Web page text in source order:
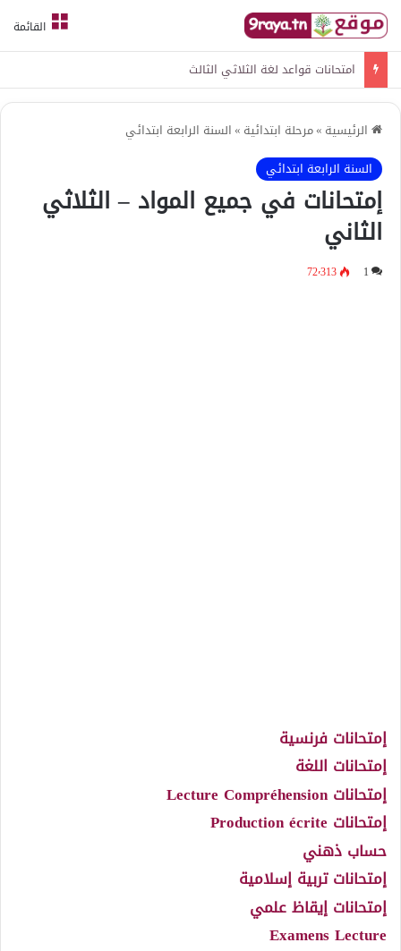
القائمة
امتحانات قواعد لغة الثلاثي الثالث
الرئيسية »مرحلة ابتدائية »السنة الرابعة ابتدائي
السنة الرابعة ابتدائي
إمتحانات في جميع المواد – الثلاثي
الثاني
1 72٬313
إمتحانات فرنسية
إمتحانات اللغة
إمتحانات Lecture Compréhension
إمتحانات Production écrite
حساب ذهني
إمتحانات تربية إسلامية
إمتحانات إيقاظ علمي
Examens Lecture